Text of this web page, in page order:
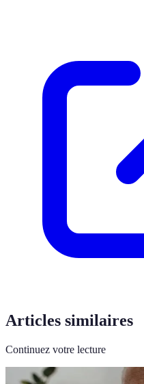
Articles similaires
Continuez votre lecture